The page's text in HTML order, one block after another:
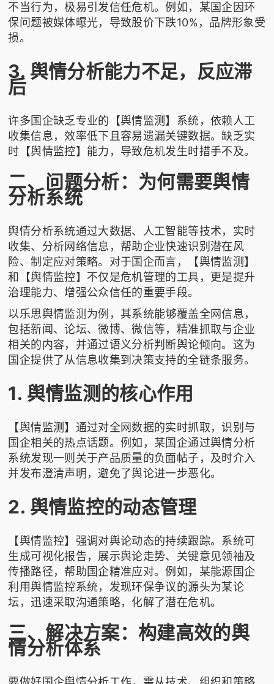
不当行为，极易引发信任危机。例如，某国企因环
保问题被媒体曝光，导致股价下跌10%，品牌形象受
损。
3. 舆情分析能力不足，反应滞
后
许多国企缺乏专业的【舆情监测】系统，依赖人工
收集信息，效率低下且容易遗漏关键数据。缺乏实
时【舆情监控】能力，导致危机发生时措手不及。
二、问题分析：为何需要舆情
分析系统
舆情分析系统通过大数据、人工智能等技术，实时
收集、分析网络信息，帮助企业快速识别潜在风
险、制定应对策略。对于国企而言，【舆情监测】
和【舆情监控】不仅是危机管理的工具，更是提升
治理能力、增强公众信任的重要手段。
以乐思舆情监测为例，其系统能够覆盖全网信息，
包括新闻、论坛、微博、微信等，精准抓取与企业
相关的内容，并通过语义分析判断舆论倾向。这为
国企提供了从信息收集到决策支持的全链条服务。
1. 舆情监测的核心作用
【舆情监测】通过对全网数据的实时抓取，识别与
国企相关的热点话题。例如，某国企通过舆情分析
系统发现一则关于产品质量的负面帖子，及时介入
并发布澄清声明，避免了舆论进一步恶化。
2. 舆情监控的动态管理
【舆情监控】强调对舆论动态的持续跟踪。系统可
生成可视化报告，展示舆论走势、关键意见领袖及
传播路径，帮助国企精准应对。例如，某能源国企
利用舆情监控系统，发现环保争议的源头为某论
坛，迅速采取沟通策略，化解了潜在危机。
三、解决方案：构建高效的舆
情分析体系